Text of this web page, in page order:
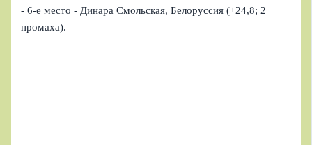
- 6-е место - Динара Смольская, Белоруссия (+24,8; 2
промаха).